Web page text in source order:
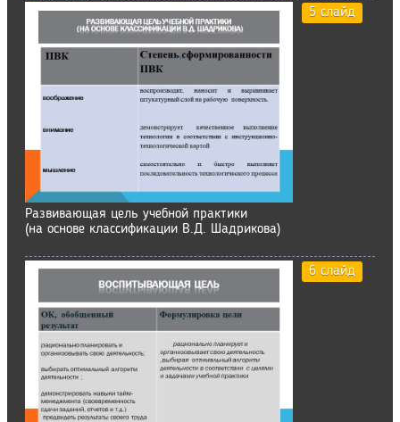
5 слайд
Развивающая цель учебной практики
(на основе классификации В.Д. Шадрикова)
6 слайд